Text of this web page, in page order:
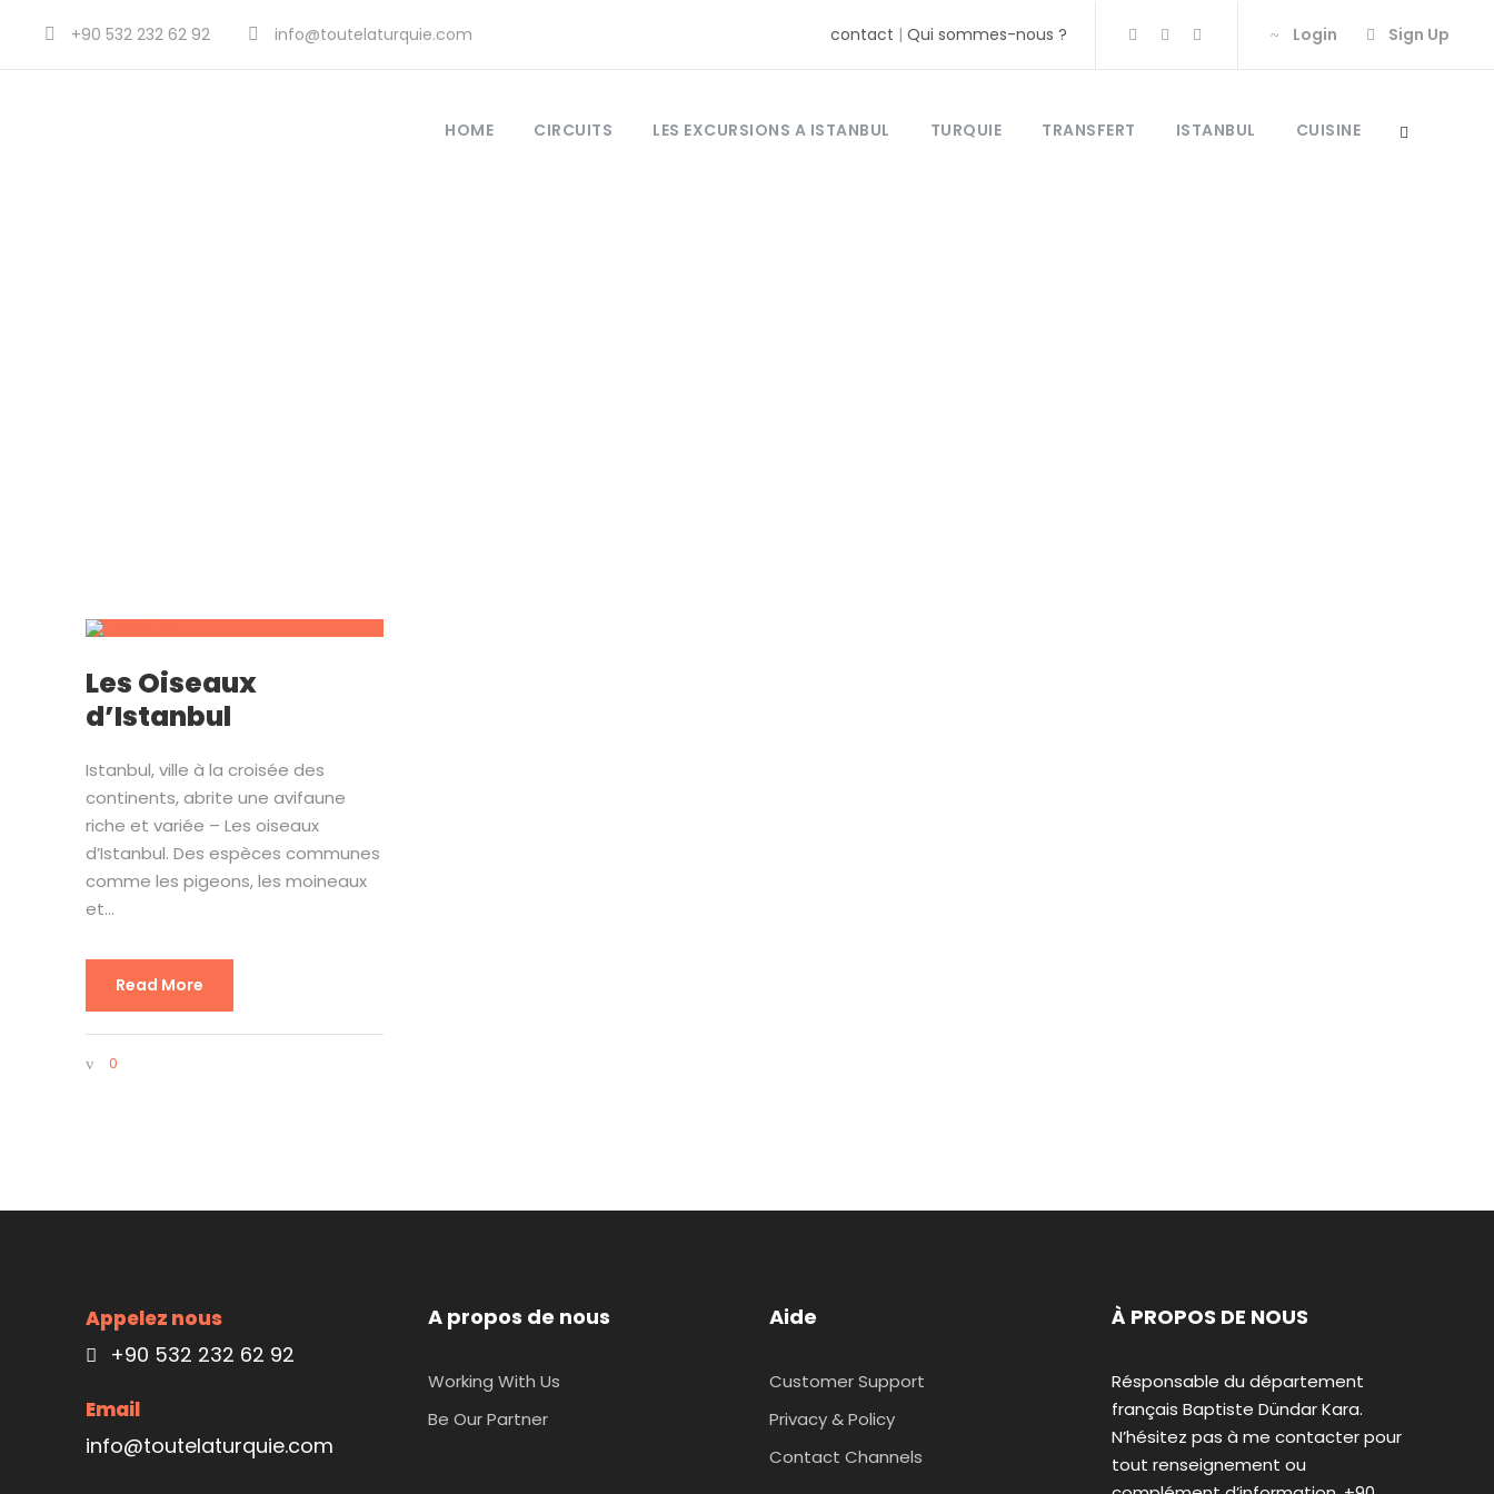
+90 532 232 62 92 info@toutelaturquie.com contact | Qui sommes-nous ? Login Sign Up
HOME CIRCUITS LES EXCURSIONS A ISTANBUL TURQUIE TRANSFERT ISTANBUL CUISINE
Les Oiseaux
d’Istanbul
Istanbul, ville à la croisée des
continents, abrite une avifaune
riche et variée – Les oiseaux
d’Istanbul. Des espèces communes
comme les pigeons, les moineaux
et...
Read More
0
Appelez nous
+90 532 232 62 92
Email
info@toutelaturquie.com
A propos de nous
Working With Us
Be Our Partner
Aide
Customer Support
Privacy & Policy
Contact Channels
À PROPOS DE NOUS
Résponsable du département
français Baptiste Dündar Kara.
N’hésitez pas à me contacter pour
tout renseignement ou